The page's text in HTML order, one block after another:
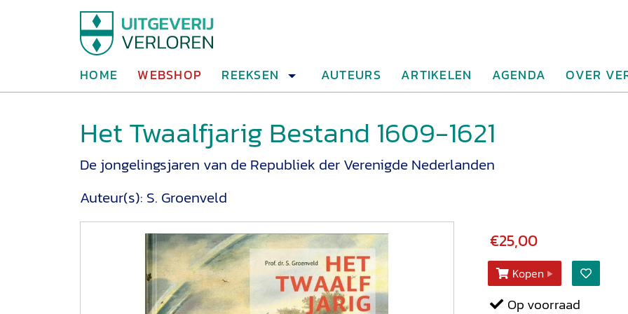
HOME WEBSHOP REEKSEN AUTEURS ARTIKELEN AGENDA OVER
Het Twaalfjarig Bestand 1609-1621
De jongelingsjaren van de Republiek der Verenigde Nederlanden
Auteur(s): S. Groenveld
€25,00
Kopen
Op voorraad